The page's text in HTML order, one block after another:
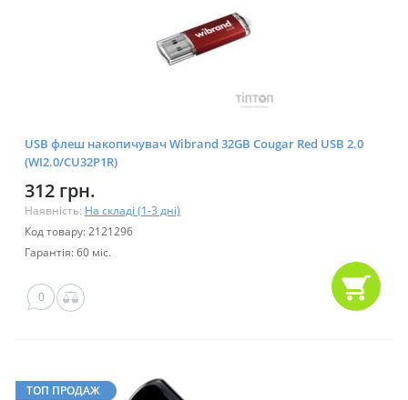
USB флеш накопичувач Wibrand 32GB Cougar Red USB 2.0
(WI2.0/CU32P1R)
312 грн.
Наявність: На складі (1-3 дні)
Код товару: 2121296
Гарантія: 60 міс.
0
ТОП ПРОДАЖ